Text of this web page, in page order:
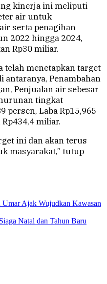
kinerja ini meliputi
air untuk
serta penagihan
2022 hingga 2024,
Rp30 miliar.
telah menetapkan target
Penambahan
Penjualan air sebesar
tingkat
persen, Laba Rp15,965
miliar.
ini dan akan terus
masyarakat,” tutup
Umar Ajak Wujudkan Kawasan
Natal dan Tahun Baru